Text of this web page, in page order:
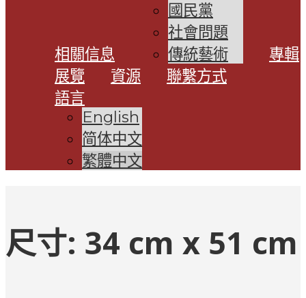
相關信息
國民黨
社會問題
傳統藝術
專輯
展覽
資源
聯繫方式
語言
English
简体中文
繁體中文
尺寸: 34 cm x 51 cm